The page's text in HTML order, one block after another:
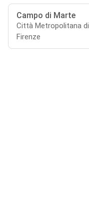
Campo di Marte
Città Metropolitana di
Firenze